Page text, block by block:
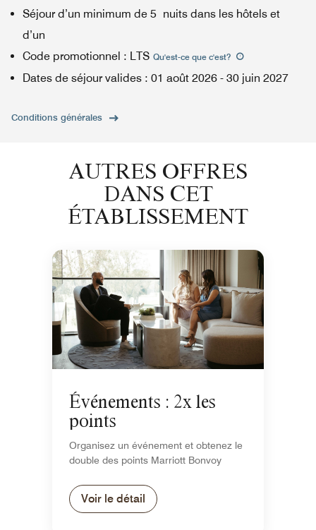
Séjour d’un minimum de 5 nuits dans les hôtels et
d’un
Code promotionnel : LTS Qu'est-ce que c'est?
Dates de séjour valides : 01 août 2026 - 30 juin 2027
Conditions générales
AUTRES OFFRES
DANS CET
ÉTABLISSEMENT
Événements : 2x les
points
Organisez un événement et obtenez le
double des points Marriott Bonvoy
Voir le détail